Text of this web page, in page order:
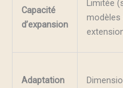
Capacité
d’expansion
Limitée
modèles
Adaptation